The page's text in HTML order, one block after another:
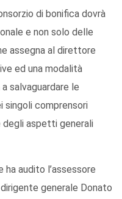
di bonifica dovrà
e non solo delle
assegna al direttore
ed una modalità
salvaguardare le
singoli comprensori
degli aspetti generali
audito l’assessore
generale Donato